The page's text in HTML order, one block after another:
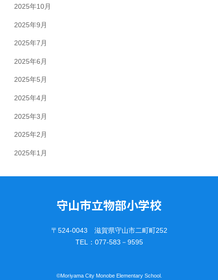
2025年10月
2025年9月
2025年7月
2025年6月
2025年5月
2025年4月
2025年3月
2025年2月
2025年1月
守山市立物部小学校
〒524-0043 滋賀県守山市二町町252
TEL：077-583－9595
©︎Moriyama City Monobe Elementary School.